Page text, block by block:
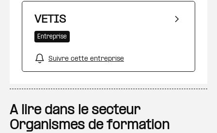
VETIS
Entreprise
Suivre cette entreprise
A lire dans le secteur
Organismes de formation